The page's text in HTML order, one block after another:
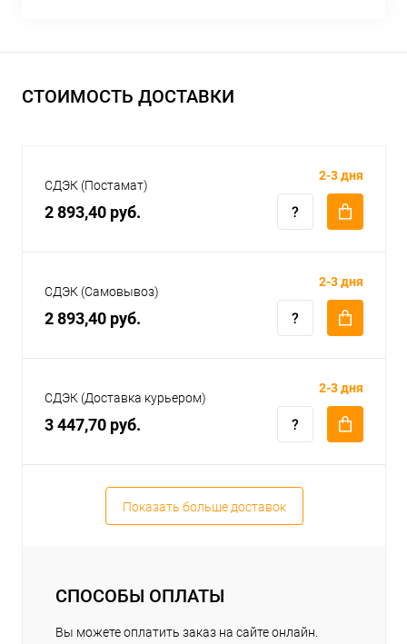
СТОИМОСТЬ ДОСТАВКИ
СДЭК (Постамат)
2 893,40 руб.
2-3 дня
СДЭК (Самовывоз)
2 893,40 руб.
2-3 дня
СДЭК (Доставка курьером)
3 447,70 руб.
2-3 дня
Показать больше доставок
СПОСОБЫ ОПЛАТЫ
Вы можете оплатить заказ на сайте онлайн.